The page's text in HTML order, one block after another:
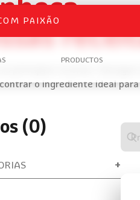
PAIXÃO
PRODUCTOS
o ingrediente ideal
(0)
algo